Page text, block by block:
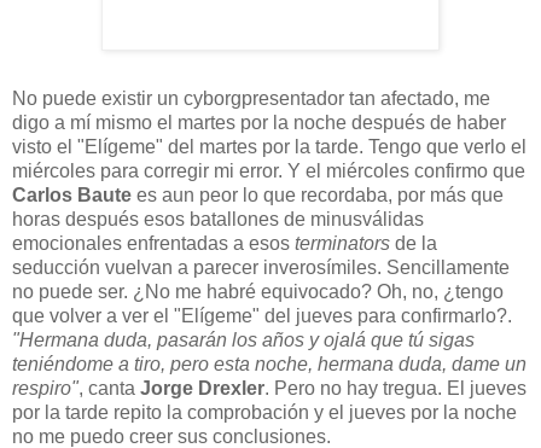
No puede existir un cyborgpresentador tan afectado, me
digo a mí mismo el martes por la noche después de haber
visto el "Elígeme" del martes por la tarde. Tengo que verlo el
miércoles para corregir mi error. Y el miércoles confirmo que
Carlos Baute es aun peor lo que recordaba, por más que
horas después esos batallones de minusválidas
emocionales enfrentadas a esos terminators de la
seducción vuelvan a parecer inverosímiles. Sencillamente
no puede ser. ¿No me habré equivocado? Oh, no, ¿tengo
que volver a ver el "Elígeme" del jueves para confirmarlo?.
"Hermana duda, pasarán los años y ojalá que tú sigas
teniéndome a tiro, pero esta noche, hermana duda, dame un
respiro", canta Jorge Drexler. Pero no hay tregua. El jueves
por la tarde repito la comprobación y el jueves por la noche
no me puedo creer sus conclusiones.